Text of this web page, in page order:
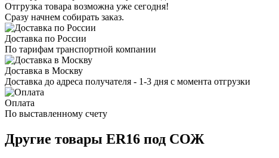
Отгрузка товара возможна уже сегодня!
Сразу начнем собирать заказ.
Доставка по России
По тарифам транспортной компании
Доставка в Москву
Доставка до адреса получателя - 1-3 дня с момента отгрузки
Оплата
По выставленному счету
Другие товары ER16 под СОЖ